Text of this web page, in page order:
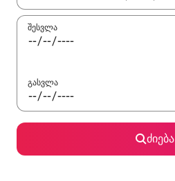
შესვლა
გასვლა
ძიება